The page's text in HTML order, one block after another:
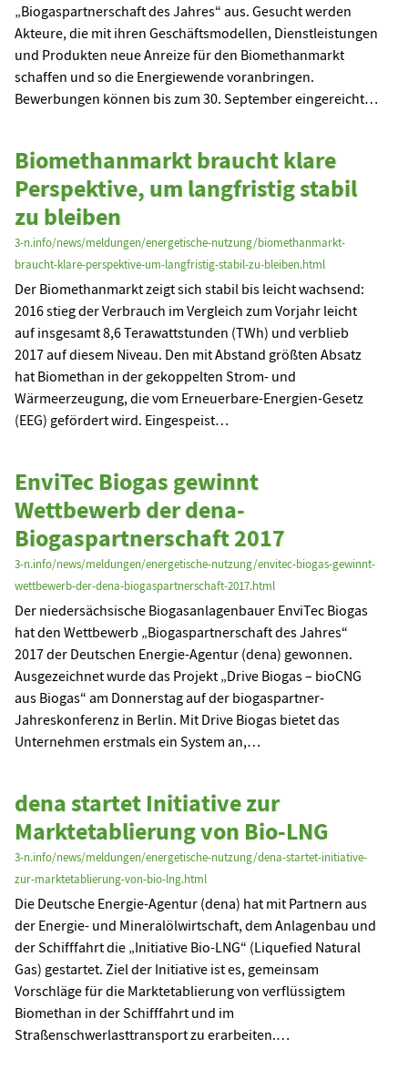
„Biogaspartnerschaft des Jahres“ aus. Gesucht werden
Akteure, die mit ihren Geschäftsmodellen, Dienstleistungen
und Produkten neue Anreize für den Biomethanmarkt
schaffen und so die Energiewende voranbringen.
Bewerbungen können bis zum 30. September eingereicht…
Biomethanmarkt braucht klare
Perspektive, um langfristig stabil
zu bleiben
3-n.info/news/meldungen/energetische-nutzung/biomethanmarkt-
braucht-klare-perspektive-um-langfristig-stabil-zu-bleiben.html
Der Biomethanmarkt zeigt sich stabil bis leicht wachsend:
2016 stieg der Verbrauch im Vergleich zum Vorjahr leicht
auf insgesamt 8,6 Terawattstunden (TWh) und verblieb
2017 auf diesem Niveau. Den mit Abstand größten Absatz
hat Biomethan in der gekoppelten Strom- und
Wärmeerzeugung, die vom Erneuerbare-Energien-Gesetz
(EEG) gefördert wird. Eingespeist…
EnviTec Biogas gewinnt
Wettbewerb der dena-
Biogaspartnerschaft 2017
3-n.info/news/meldungen/energetische-nutzung/envitec-biogas-gewinnt-
wettbewerb-der-dena-biogaspartnerschaft-2017.html
Der niedersächsische Biogasanlagenbauer EnviTec Biogas
hat den Wettbewerb „Biogaspartnerschaft des Jahres“
2017 der Deutschen Energie-Agentur (dena) gewonnen.
Ausgezeichnet wurde das Projekt „Drive Biogas – bioCNG
aus Biogas“ am Donnerstag auf der biogaspartner-
Jahreskonferenz in Berlin. Mit Drive Biogas bietet das
Unternehmen erstmals ein System an,…
dena startet Initiative zur
Marktetablierung von Bio-LNG
3-n.info/news/meldungen/energetische-nutzung/dena-startet-initiative-
zur-marktetablierung-von-bio-lng.html
Die Deutsche Energie-Agentur (dena) hat mit Partnern aus
der Energie- und Mineralölwirtschaft, dem Anlagenbau und
der Schifffahrt die „Initiative Bio-LNG“ (Liquefied Natural
Gas) gestartet. Ziel der Initiative ist es, gemeinsam
Vorschläge für die Marktetablierung von verflüssigtem
Biomethan in der Schifffahrt und im
Straßenschwerlasttransport zu erarbeiten.…